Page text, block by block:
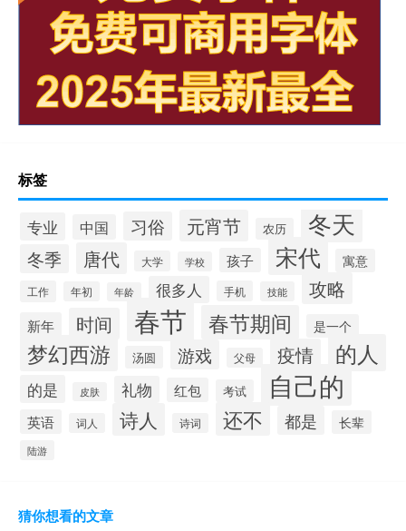
标签
专业 中国 习俗 元宵节 农历 冬天
冬季 唐代 大学 学校 孩子 宋代 寓意
工作 年初 年龄 很多人 手机 技能 攻略
新年 时间 春节 春节期间 是一个
梦幻西游 汤圆 游戏 父母 疫情 的人
的是 皮肤 礼物 红包 考试 自己的
英语 词人 诗人 诗词 还不 都是 长辈
陆游
猜你想看的文章